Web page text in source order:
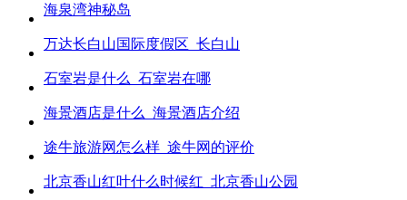
海泉湾神秘岛
万达长白山国际度假区_长白山
石室岩是什么_石室岩在哪
海景酒店是什么_海景酒店介绍
途牛旅游网怎么样_途牛网的评价
北京香山红叶什么时候红_北京香山公园